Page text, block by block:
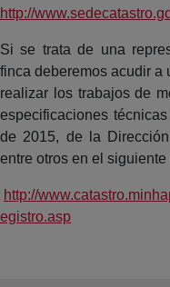
http://
Si se trata de una
finca deberemos acudir a
realizar los trabajos de
especificaciones
de 2015, de la
entre otros en el siguiente
http://
egistro.asp